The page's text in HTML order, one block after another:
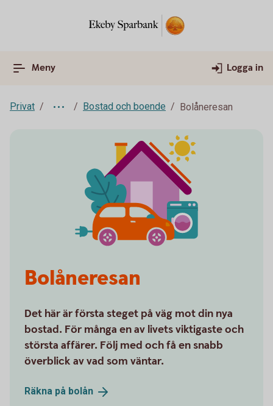
Meny Logga in
Privat Bostad och boende Bolåneresan
Bolåneresan
Det här är första steget på väg mot din nya
bostad. För många en av livets viktigaste och
största affärer. Följ med och få en snabb
överblick av vad som väntar.
Räkna på bolån